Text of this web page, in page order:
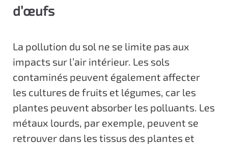
d’œufs
La pollution du sol ne se limite pas aux
impacts sur l’air intérieur. Les sols
contaminés peuvent également affecter
les cultures de fruits et légumes, car les
plantes peuvent absorber les polluants. Les
métaux lourds, par exemple, peuvent se
retrouver dans les tissus des plantes et